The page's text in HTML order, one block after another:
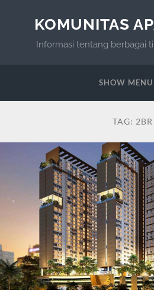
KOMUNITAS
Informasi tentang berbagai
SHOW MENU
TAG: 2BR